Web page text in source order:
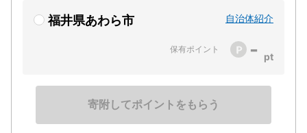
福井県あわら市 自治体紹介
保有ポイント -
寄附してポイントをもらう